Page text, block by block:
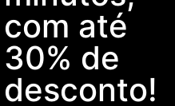
com até
30% de
desconto!